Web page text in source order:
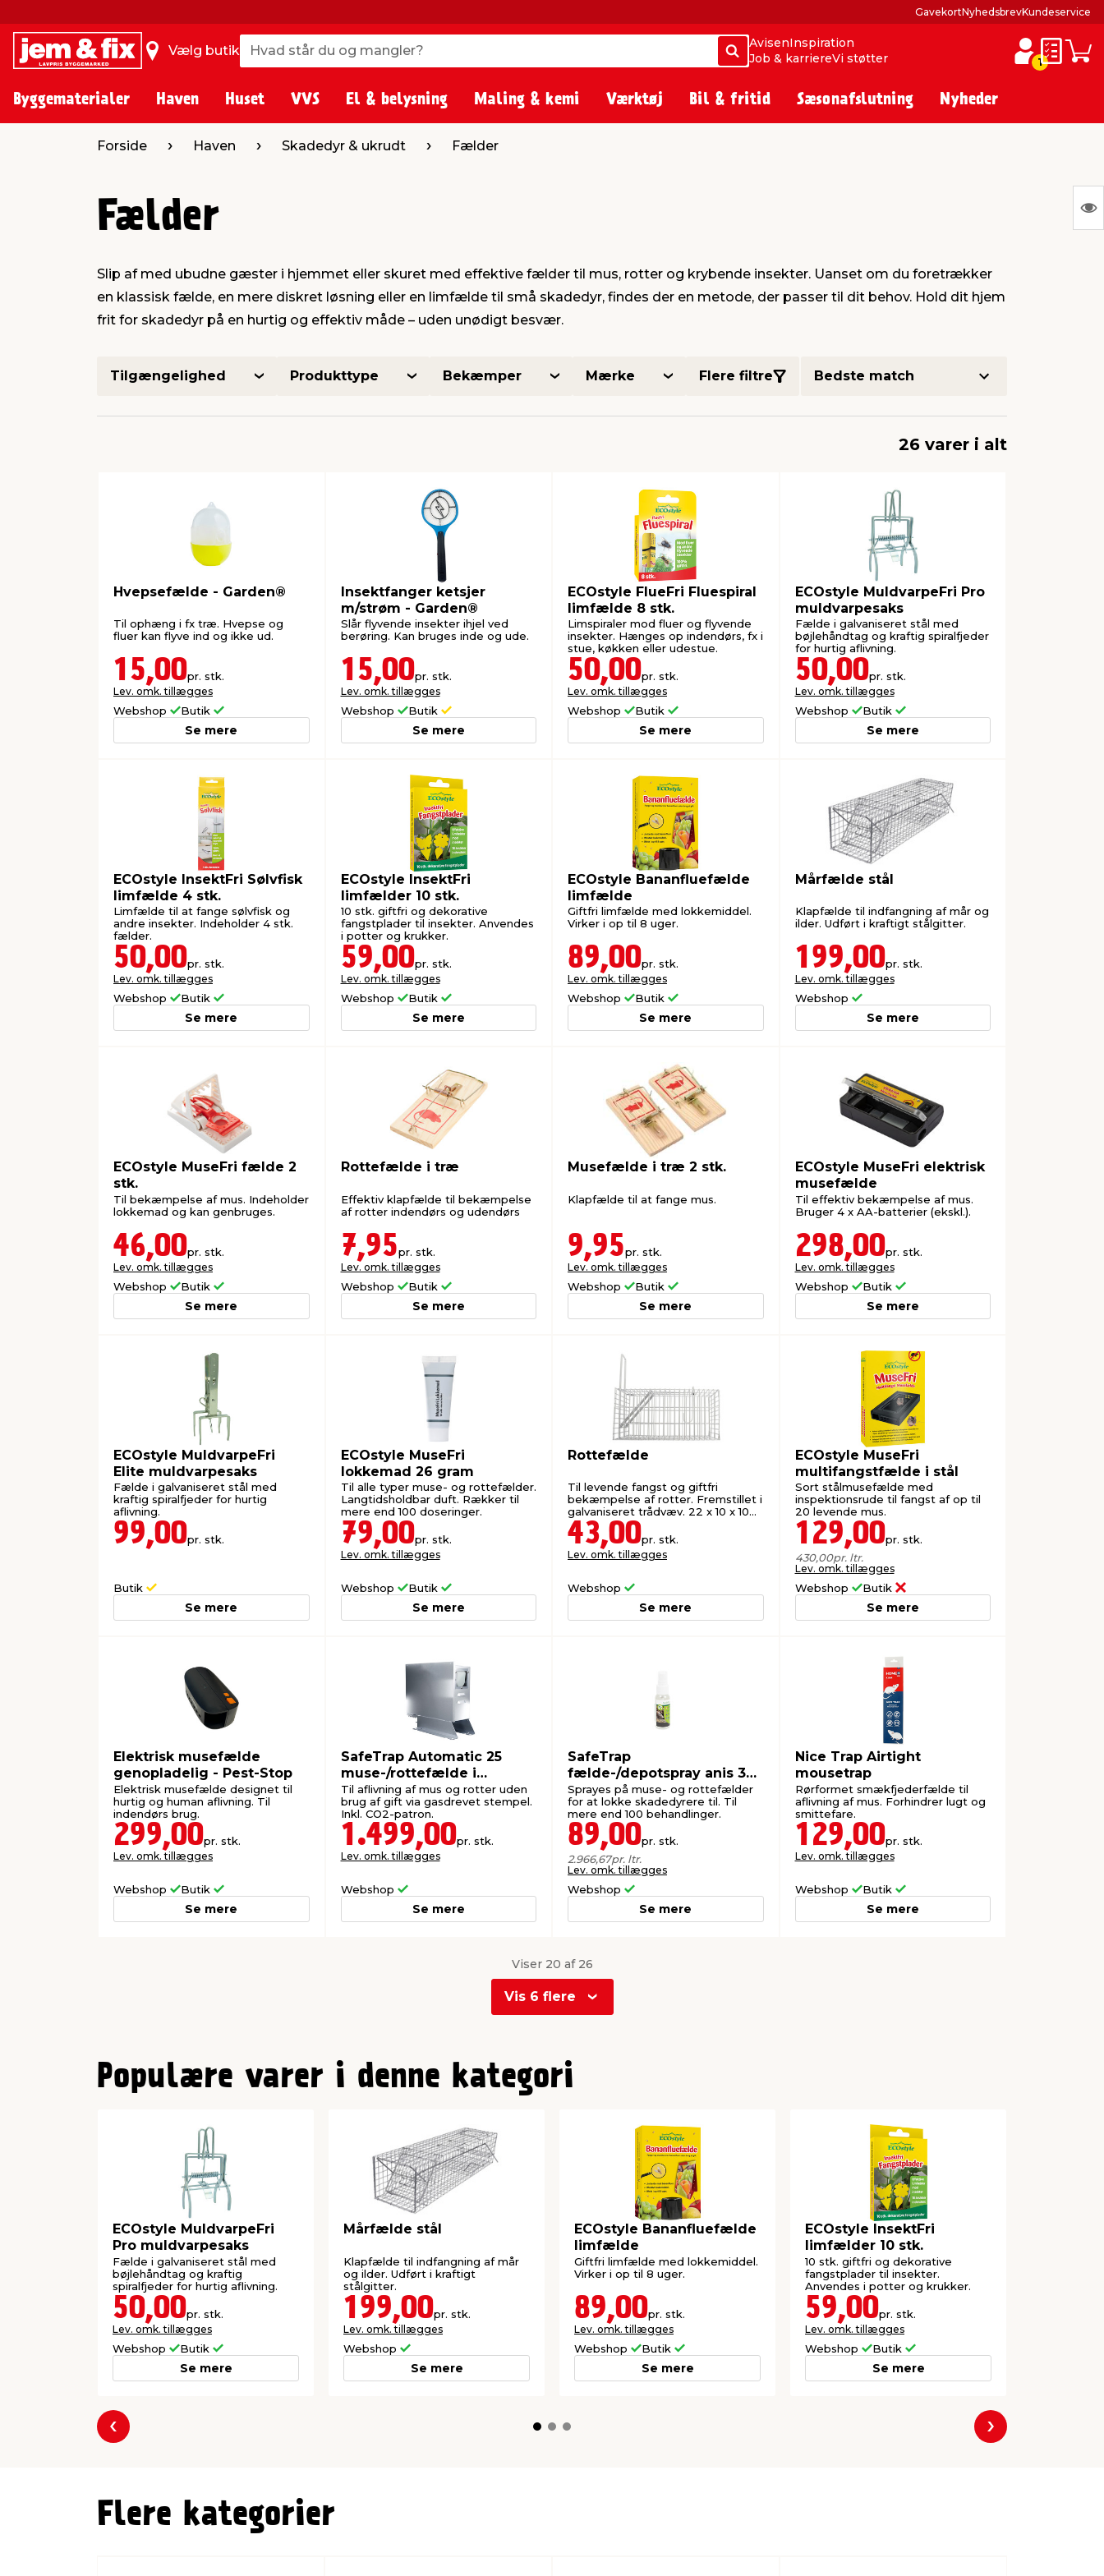
Vælg butik Hvad står du og mangler?
Søg
Hvad står du og mangler?
Søg
AvisenInspiration
Job & karriereVi støtter 1
GavekortNyhedsbrevKundeservice
Byggematerialer Haven Huset VVS El & belysning Maling & kemi Værktøj Bil & fritid Sæsonafslutning Nyheder
Forside Haven Skadedyr & ukrudt Fælder
Fælder
Slip af med ubudne gæster i hjemmet eller skuret med effektive fælder til mus, rotter og krybende insekter. Uanset om du foretrækker
en klassisk fælde, en mere diskret løsning eller en limfælde til små skadedyr, findes der en metode, der passer til dit behov. Hold dit hjem
frit for skadedyr på en hurtig og effektiv måde – uden unødigt besvær.
Tilgængelighed Produkttype Bekæmper Mærke Flere filtre
26 varer i alt
Hvepsefælde - Garden®
Til ophæng i fx træ. Hvepse og
fluer kan flyve ind og ikke ud.
15,00pr. stk.
Lev. omk. tillægges
Webshop Butik
Se mere
Insektfanger ketsjer
m/strøm - Garden®
Slår flyvende insekter ihjel ved
berøring. Kan bruges inde og ude.
15,00pr. stk.
Lev. omk. tillægges
Webshop Butik
Se mere
ECOstyle FlueFri Fluespiral
limfælde 8 stk.
Limspiraler mod fluer og flyvende
insekter. Hænges op indendørs, fx i
stue, køkken eller udestue.
50,00pr. stk.
Lev. omk. tillægges
Webshop Butik
Se mere
ECOstyle MuldvarpeFri Pro
muldvarpesaks
Fælde i galvaniseret stål med
bøjlehåndtag og kraftig spiralfjeder
for hurtig aflivning.
50,00pr. stk.
Lev. omk. tillægges
Webshop Butik
Se mere
ECOstyle InsektFri Sølvfisk
limfælde 4 stk.
Limfælde til at fange sølvfisk og
andre insekter. Indeholder 4 stk.
fælder.
50,00pr. stk.
Lev. omk. tillægges
Webshop Butik
Se mere
ECOstyle InsektFri
limfælder 10 stk.
10 stk. giftfri og dekorative
fangstplader til insekter. Anvendes
i potter og krukker.
59,00pr. stk.
Lev. omk. tillægges
Webshop Butik
Se mere
ECOstyle Bananfluefælde
limfælde
Giftfri limfælde med lokkemiddel.
Virker i op til 8 uger.
89,00pr. stk.
Lev. omk. tillægges
Webshop Butik
Se mere
Mårfælde stål
Klapfælde til indfangning af mår og
ilder. Udført i kraftigt stålgitter.
199,00pr. stk.
Lev. omk. tillægges
Webshop
Se mere
ECOstyle MuseFri fælde 2
stk.
Til bekæmpelse af mus. Indeholder
lokkemad og kan genbruges.
46,00pr. stk.
Lev. omk. tillægges
Webshop Butik
Se mere
Rottefælde i træ
Effektiv klapfælde til bekæmpelse
af rotter indendørs og udendørs
7,95pr. stk.
Lev. omk. tillægges
Webshop Butik
Se mere
Musefælde i træ 2 stk.
Klapfælde til at fange mus.
9,95pr. stk.
Lev. omk. tillægges
Webshop Butik
Se mere
ECOstyle MuseFri elektrisk
musefælde
Til effektiv bekæmpelse af mus.
Bruger 4 x AA-batterier (ekskl.).
298,00pr. stk.
Lev. omk. tillægges
Webshop Butik
Se mere
ECOstyle MuldvarpeFri
Elite muldvarpesaks
Fælde i galvaniseret stål med
kraftig spiralfjeder for hurtig
aflivning.
99,00pr. stk.
Butik
Se mere
ECOstyle MuseFri
lokkemad 26 gram
Til alle typer muse- og rottefælder.
Langtidsholdbar duft. Rækker til
mere end 100 doseringer.
79,00pr. stk.
Lev. omk. tillægges
Webshop Butik
Se mere
Rottefælde
Til levende fangst og giftfri
bekæmpelse af rotter. Fremstillet i
galvaniseret trådvæv. 22 x 10 x 10
cm.
43,00pr. stk.
Lev. omk. tillægges
Webshop
Se mere
ECOstyle MuseFri
multifangstfælde i stål
Sort stålmusefælde med
inspektionsrude til fangst af op til
20 levende mus.
129,00pr. stk.
430,00pr. ltr.
Lev. omk. tillægges
Webshop Butik
Se mere
Elektrisk musefælde
genopladelig - Pest-Stop
Elektrisk musefælde designet til
hurtig og human aflivning. Til
indendørs brug.
299,00pr. stk.
Lev. omk. tillægges
Webshop Butik
Se mere
SafeTrap Automatic 25
muse-/rottefælde i
metaldepot
Til aflivning af mus og rotter uden
brug af gift via gasdrevet stempel.
Inkl. CO2-patron.
1.499,00pr. stk.
Lev. omk. tillægges
Webshop
Se mere
SafeTrap
fælde-/depotspray anis 30
ml
Sprayes på muse- og rottefælder
for at lokke skadedyrere til. Til
mere end 100 behandlinger.
89,00pr. stk.
2.966,67pr. ltr.
Lev. omk. tillægges
Webshop
Se mere
Nice Trap Airtight
mousetrap
Rørformet smækfjederfælde til
aflivning af mus. Forhindrer lugt og
smittefare.
129,00pr. stk.
Lev. omk. tillægges
Webshop Butik
Se mere
Viser 20 af 26
Vis 6 flere
Populære varer i denne kategori
ECOstyle MuldvarpeFri
Pro muldvarpesaks
Fælde i galvaniseret stål med
bøjlehåndtag og kraftig
spiralfjeder for hurtig aflivning.
50,00pr. stk.
Lev. omk. tillægges
Webshop Butik
Se mere
Mårfælde stål
Klapfælde til indfangning af mår
og ilder. Udført i kraftigt
stålgitter.
199,00pr. stk.
Lev. omk. tillægges
Webshop
Se mere
ECOstyle Bananfluefælde
limfælde
Giftfri limfælde med lokkemiddel.
Virker i op til 8 uger.
89,00pr. stk.
Lev. omk. tillægges
Webshop Butik
Se mere
ECOstyle InsektFri
limfælder 10 stk.
10 stk. giftfri og dekorative
fangstplader til insekter.
Anvendes i potter og krukker.
59,00pr. stk.
Lev. omk. tillægges
Webshop Butik
Se mere
Forrige Næste
Flere kategorier